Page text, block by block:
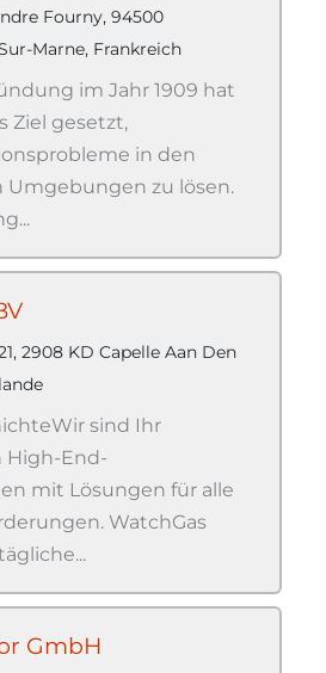
Fourny, 94500
Marne, Frankreich
im Jahr 1909 hat
Ziel gesetzt,
in den
Umgebungen zu lösen.
2908 KD Capelle Aan Den
sind Ihr
High-End-
mit Lösungen für alle
WatchGas
GmbH